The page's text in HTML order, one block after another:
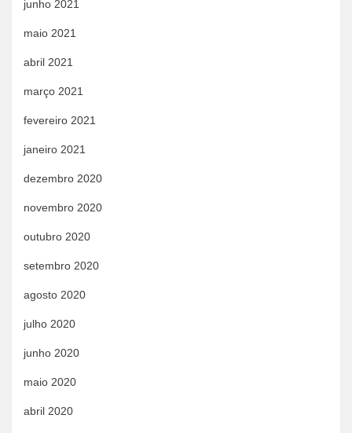
junho 2021
maio 2021
abril 2021
março 2021
fevereiro 2021
janeiro 2021
dezembro 2020
novembro 2020
outubro 2020
setembro 2020
agosto 2020
julho 2020
junho 2020
maio 2020
abril 2020